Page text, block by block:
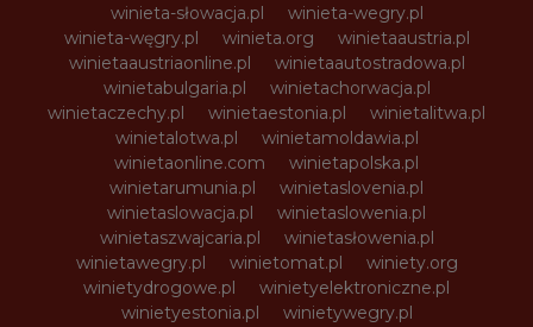
winieta-słowacja.pl
winieta-wegry.pl
winieta-węgry.pl
winieta.org
winietaaustria.pl
winietaaustriaonline.pl
winietaautostradowa.pl
winietabulgaria.pl
winietachorwacja.pl
winietaczechy.pl
winietaestonia.pl
winietalitwa.pl
winietalotwa.pl
winietamoldawia.pl
winietaonline.com
winietapolska.pl
winietarumunia.pl
winietaslovenia.pl
winietaslowacja.pl
winietaslowenia.pl
winietaszwajcaria.pl
winietasłowenia.pl
winietawegry.pl
winietomat.pl
winiety.org
winietydrogowe.pl
winietyelektroniczne.pl
winietyestonia.pl
winietywegry.pl